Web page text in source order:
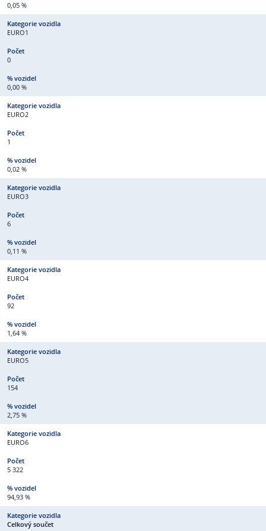
0,05 %
EURO1
0
0,00 %
EURO2
1
0,02 %
EURO3
6
0,11 %
EURO4
92
1,64 %
EURO5
154
2,75 %
EURO6
5 322
94,93 %
Celkový součet